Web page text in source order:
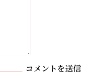
コメントを送信